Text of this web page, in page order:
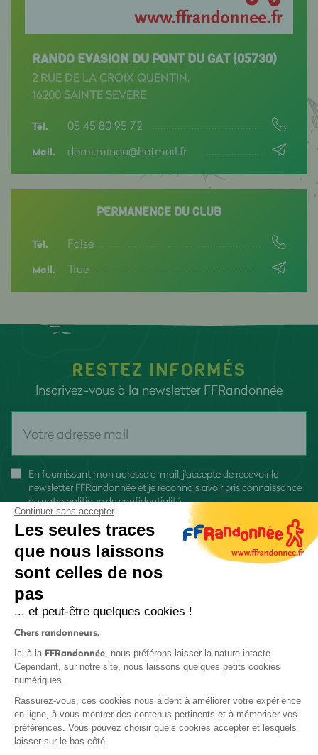
RANDO EVASION DU PONT DU GAT (05730)
2 RUE DE LA CROIX QUENTIN,
16200 SAINTE SEVERE
Tél. 05 45 80 95 72
Mail. domi.minou@hotmail.fr
PERMANENCE DU CLUB
Tél. False
Mail. True
RESTEZ INFORMÉS
Inscrivez-vous à la newsletter FFRandonnée
En fournissant mon adresse e-mail, j'accepte de recevoir la
newsletter FFRandonnée et je reconnais avoir pris connaissance
denotre politique de confidentialité
Protection des données
Politique de confidentialité
Continuer sans accepter
Les seules traces
que nous laissons
sont celles de nos
pas
... et peut-être quelques cookies !
Chers randonneurs,
Ici à la FFRandonnée, nous préférons laisser la nature intacte.
Cependant, sur notre site, nous laissons quelques petits cookies
numériques.
Rassurez-vous, ces cookies nous aident à améliorer votre expérience
en ligne, à vous montrer des contenus pertinents et à mémoriser vos
préférences. Vous pouvez choisir quels cookies accepter et lesquels
laisser sur le bas-côté.